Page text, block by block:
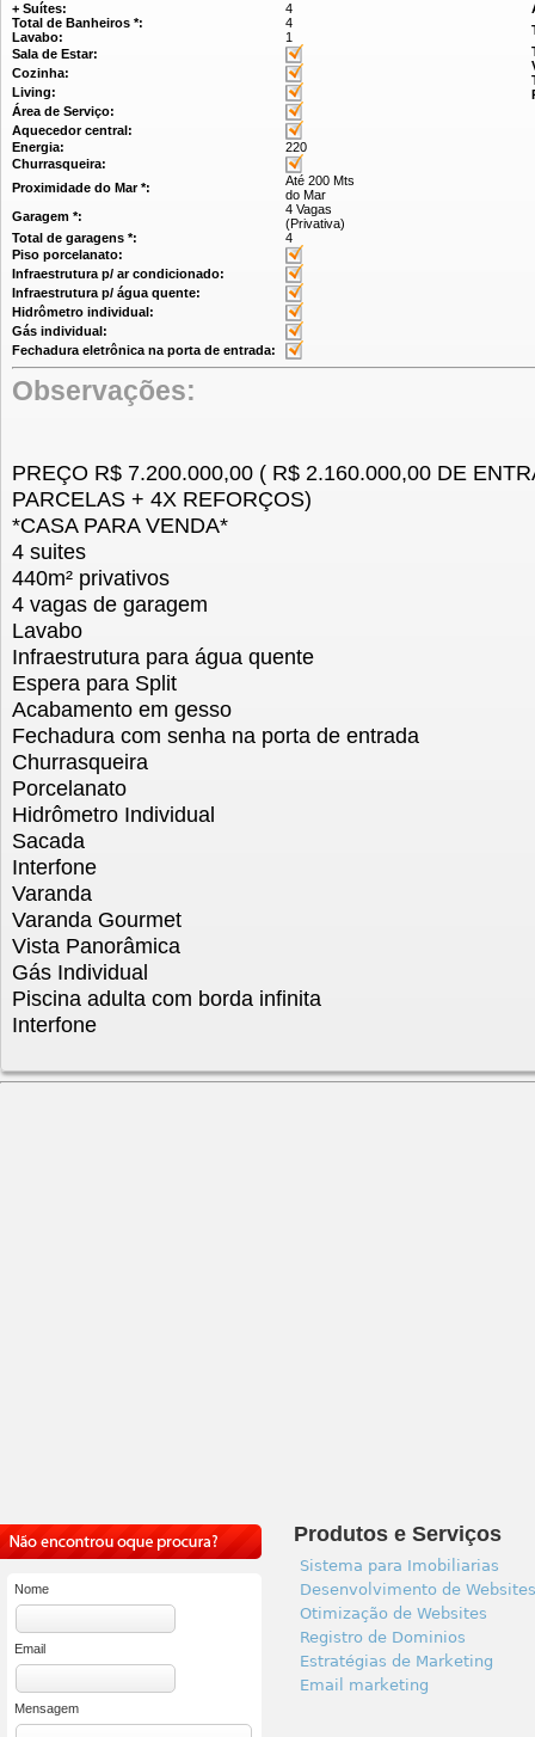
+ Suítes:
4
Total de Banheiros *:
4
Lavabo:
1
Sala de Estar:
Cozinha:
Living:
Área de Serviço:
Aquecedor central:
Energia:
220
Churrasqueira:
Proximidade do Mar *:
Até 200 Mts
do Mar
Garagem *:
4 Vagas
(Privativa)
Total de garagens *:
4
Piso porcelanato:
Infraestrutura p/ ar condicionado:
Infraestrutura p/ água quente:
Hidrômetro individual:
Gás individual:
Fechadura eletrônica na porta de entrada:
Observações:
PREÇO R$ 7.200.000,00 ( R$ 2.160.000,00 DE
PARCELAS + 4X REFORÇOS)
*CASA PARA VENDA*
4 suites
440m² privativos
4 vagas de garagem
Lavabo
Infraestrutura para água quente
Espera para Split
Acabamento em gesso
Fechadura com senha na porta de entrada
Churrasqueira
Porcelanato
Hidrômetro Individual
Sacada
Interfone
Varanda
Varanda Gourmet
Vista Panorâmica
Gás Individual
Piscina adulta com borda infinita
Interfone
Nome
Email
Mensagem
Produtos e Serviços
Sistema para Imobiliarias
Desenvolvimento de Websites
Otimização de Websites
Registro de Dominios
Estratégias de Marketing
Email marketing